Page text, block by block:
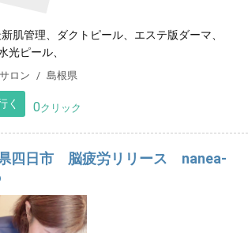
肌管理、ダクトピール、エステ版ダーマ、
光ピール、
ロン 島根県
く 0クリック
四日市 脳疲労リリース nanea-